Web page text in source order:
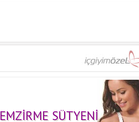
EMZIRME SÜTYENI